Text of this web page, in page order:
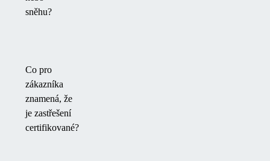
sněhu?
Co pro
zákazníka
znamená, že
je zastřešení
certifikované?